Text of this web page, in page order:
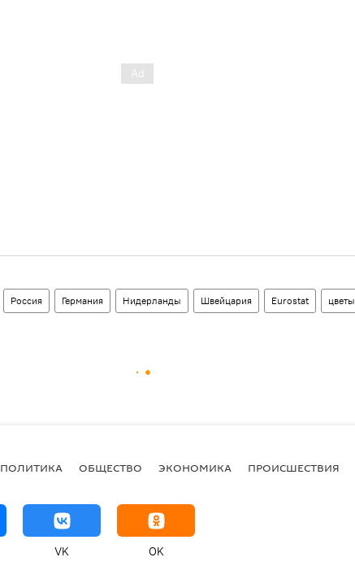
Россия Германия Нидерланды Швейцария Eurostat цветы
ПОЛИТИКА ОБЩЕСТВО ЭКОНОМИКА ПРОИСШЕСТВИЯ
VK OK